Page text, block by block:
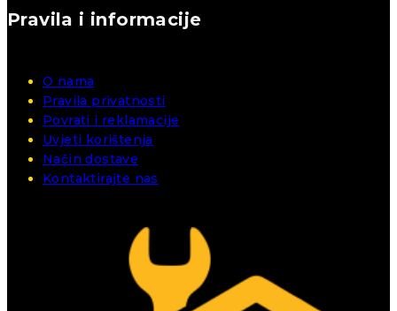
Pravila i informacije
O nama
Pravila privatnosti
Povrati i reklamacije
Uvjeti korištenja
Način dostave
Kontaktirajte nas